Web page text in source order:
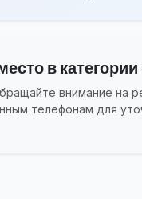
в категории
внимание на
телефонам для